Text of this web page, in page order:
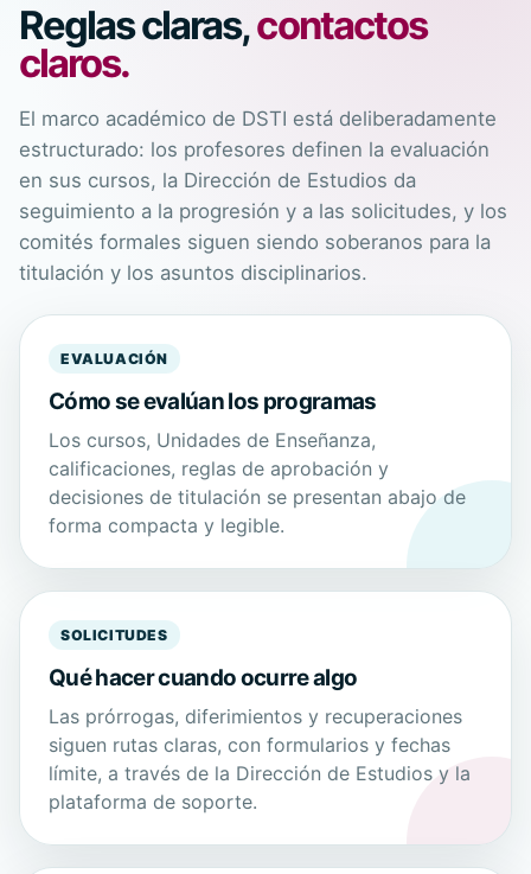
Reglas claras,contactos
claros.
El marco académico de DSTI está deliberadamente
estructurado: los profesores definen la evaluación
en sus cursos, la Dirección de Estudios da
seguimiento a la progresión y a las solicitudes, y los
comités formales siguen siendo soberanos para la
titulación y los asuntos disciplinarios.
EVALUACIÓN
Cómo se evalúan los programas
Los cursos, Unidades de Enseñanza,
calificaciones, reglas de aprobación y
decisiones de titulación se presentan abajo de
forma compacta y legible.
SOLICITUDES
Qué hacer cuando ocurre algo
Las prórrogas, diferimientos y recuperaciones
siguen rutas claras, con formularios y fechas
límite, a través de la Dirección de Estudios y la
plataforma de soporte.